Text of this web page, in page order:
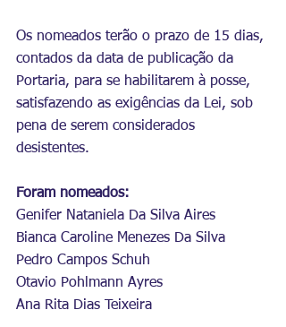
Os nomeados terão o prazo de 15 dias,
contados da data de publicação da
Portaria, para se habilitarem à posse,
satisfazendo as exigências da Lei, sob
pena de serem considerados
desistentes.
Foram nomeados:
Genifer Nataniela Da Silva Aires
Bianca Caroline Menezes Da Silva
Pedro Campos Schuh
Otavio Pohlmann Ayres
Ana Rita Dias Teixeira